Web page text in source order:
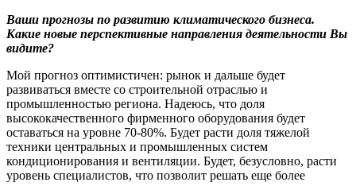
Ваши прогнозы по развитию климатического бизнеса.
Какие новые перспективные направления деятельности Вы
видите?
Мой прогноз оптимистичен: рынок и дальше будет
развиваться вместе со строительной отраслью и
промышленностью региона. Надеюсь, что доля
высококачественного фирменного оборудования будет
оставаться на уровне 70-80%. Будет расти доля тяжелой
техники центральных и промышленных систем
кондиционирования и вентиляции. Будет, безусловно, расти
уровень специалистов, что позволит решать еще более